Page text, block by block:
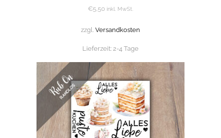
€5,50 inkl. MwSt.
zzgl. Versandkosten
Lieferzeit: 2-4 Tage